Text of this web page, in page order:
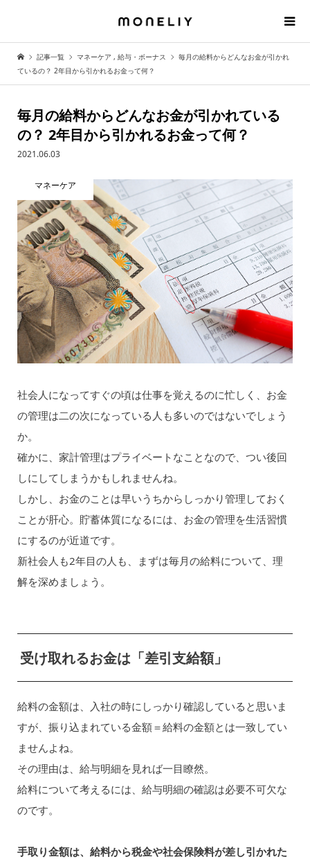
記事一覧 マネーケア , 給与・ボーナス
毎月の給料からどんなお金が引かれ
ているの？ 2年目から引かれるお金って何？
毎月の給料からどんなお金が引かれている
の？ 2年目から引かれるお金って何？
2021.06.03
マネーケア
社会人になってすぐの頃は仕事を覚えるのに忙しく、お金
の管理は二の次になっている人も多いのではないでしょう
か。
確かに、家計管理はプライベートなことなので、つい後回
しにしてしまうかもしれませんね。
しかし、お金のことは早いうちからしっかり管理しておく
ことが肝心。貯蓄体質になるには、お金の管理を生活習慣
にするのが近道です。
新社会人も2年目の人も、まずは毎月の給料について、理
解を深めましょう。
受け取れるお金は「差引支給額」
給料の金額は、入社の時にしっかり確認していると思いま
すが、振り込まれている金額＝給料の金額とは一致してい
ませんよね。
その理由は、給与明細を見れば一目瞭然。
給料について考えるには、給与明細の確認は必要不可欠な
のです。
手取り金額は、給料から税金や社会保険料が差し引かれた